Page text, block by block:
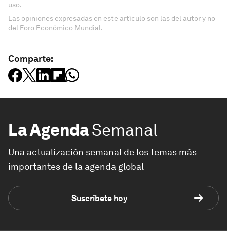
uso.
Las opiniones expresadas en este artículo son las del autor y no
del Foro Económico Mundial.
Comparte:
La AgendaSemanal
Una actualización semanal de los temas más
importantes de la agenda global
Suscríbete hoy